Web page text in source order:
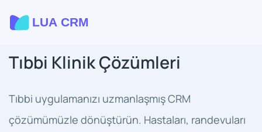
Tıbbi Klinik Çözümleri
Tıbbi uygulamanızı uzmanlaşmış CRM
çözümümüzle dönüştürün. Hastaları, randevuları